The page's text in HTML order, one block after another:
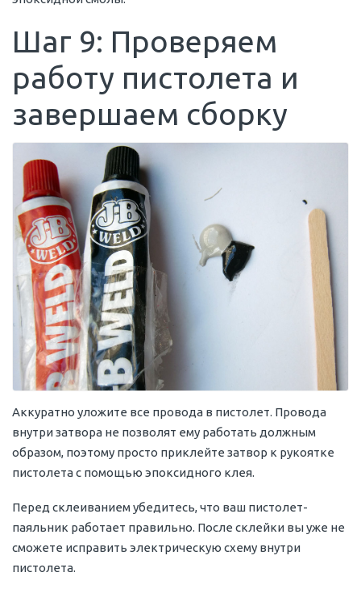
Шаг 9: Проверяем
работу пистолета и
завершаем сборку
Аккуратно уложите все провода в пистолет. Провода
внутри затвора не позволят ему работать должным
образом, поэтому просто приклейте затвор к рукоятке
пистолета с помощью эпоксидного клея.
Перед склеиванием убедитесь, что ваш пистолет-
паяльник работает правильно. После склейки вы уже не
сможете исправить электрическую схему внутри
пистолета.